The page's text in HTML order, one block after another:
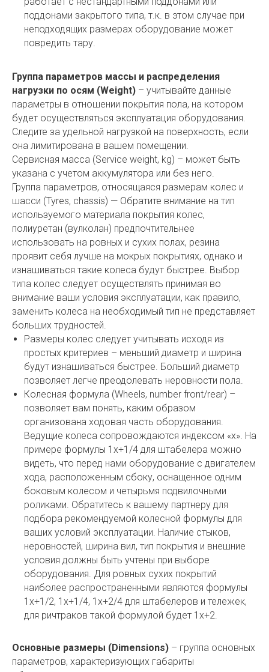
поддонами закрытого типа, т.к. в этом случае при
неподходящих размерах оборудование может
повредить тару.
Группа параметров массы и распределения
нагрузки по осям (Weight) – учитывайте данные
параметры в отношении покрытия пола, на котором
будет осуществляться эксплуатация оборудования.
Следите за удельной нагрузкой на поверхность, если
она лимитирована в вашем помещении.
Сервисная масса (Service weight, kg) – может быть
указана с учетом аккумулятора или без него.
Группа параметров, относящаяся размерам колес и
шасси (Tyres, chassis) — Обратите внимание на тип
используемого материала покрытия колес,
полиуретан (вулколан) предпочтительнее
использовать на ровных и сухих полах, резина
проявит себя лучше на мокрых покрытиях, однако и
изнашиваться такие колеса будут быстрее. Выбор
типа колес следует осуществлять принимая во
внимание ваши условия эксплуатации, как правило,
заменить колеса на необходимый тип не представляет
больших трудностей.
Размеры колес следует учитывать исходя из
простых критериев – меньший диаметр и ширина
будут изнашиваться быстрее. Больший диаметр
позволяет легче преодолевать неровности пола.
Колесная формула (Wheels, number front/rear) –
позволяет вам понять, каким образом
организована ходовая часть оборудования.
Ведущие колеса сопровождаются индексом «х». На
примере формулы 1х+1/4 для штабелера можно
видеть, что перед нами оборудование с двигателем
хода, расположенным сбоку, оснащенное одним
боковым колесом и четырьмя подвилочными
роликами. Обратитесь к вашему партнеру для
подбора рекомендуемой колесной формулы для
ваших условий эксплуатации. Наличие стыков,
неровностей, ширина вил, тип покрытия и внешние
условия должны быть учтены при выборе
оборудования. Для ровных сухих покрытий
наиболее распространенными являются формулы
1x+1/2, 1x+1/4, 1x+2/4 для штабелеров и тележек,
для ричтраков такой формулой будет 1х+2.
Основные размеры (Dimensions) – группа основных
параметров, характеризующих габариты